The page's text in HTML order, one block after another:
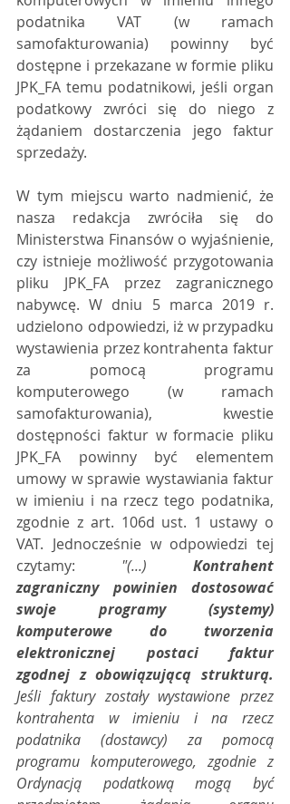
podatnika VAT (w ramach
samofakturowania) powinny być
dostępne i przekazane w formie pliku
JPK_FA temu podatnikowi, jeśli organ
podatkowy zwróci się do niego z
żądaniem dostarczenia jego faktur
sprzedaży.
W tym miejscu warto nadmienić, że
nasza redakcja zwróciła się do
Ministerstwa Finansów o wyjaśnienie,
czy istnieje możliwość przygotowania
pliku JPK_FA przez zagranicznego
nabywcę. W dniu 5 marca 2019 r.
udzielono odpowiedzi, iż w przypadku
wystawienia przez kontrahenta faktur
za pomocą programu
komputerowego (w ramach
samofakturowania), kwestie
dostępności faktur w formacie pliku
JPK_FA powinny być elementem
umowy w sprawie wystawiania faktur
w imieniu i na rzecz tego podatnika,
zgodnie z art. 106d ust. 1 ustawy o
VAT. Jednocześnie w odpowiedzi tej
czytamy: "(...) Kontrahent
zagraniczny powinien dostosować
swoje programy (systemy)
komputerowe do tworzenia
elektronicznej postaci faktur
Jeśli faktury zostały wystawione przez
kontrahenta w imieniu i na rzecz
podatnika (dostawcy) za pomocą
programu komputerowego, zgodnie z
Ordynacją podatkową mogą być